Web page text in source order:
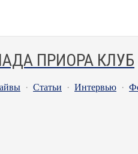
ПРИОРА КЛУБ
· Статьи · Интервью ·